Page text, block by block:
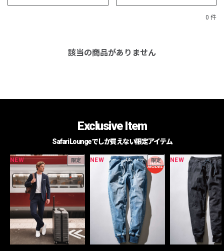
0 件
該当の商品がありません
Exclusive Item
Safari Loungeでしか買えない限定アイテム
NEW 限定 NEW 限定 NEW